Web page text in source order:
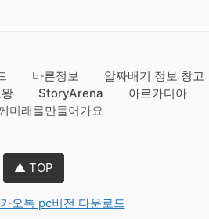
바른정보
알짜배기 정보 창고
StoryArena
아르카디아
미래를만들어가요
▲ TOP
오톡 pc버전 다운로드